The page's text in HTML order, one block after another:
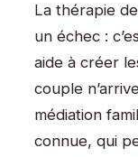
La thérapie
un échec :
aide à créer
couple
médiation
connue, qui